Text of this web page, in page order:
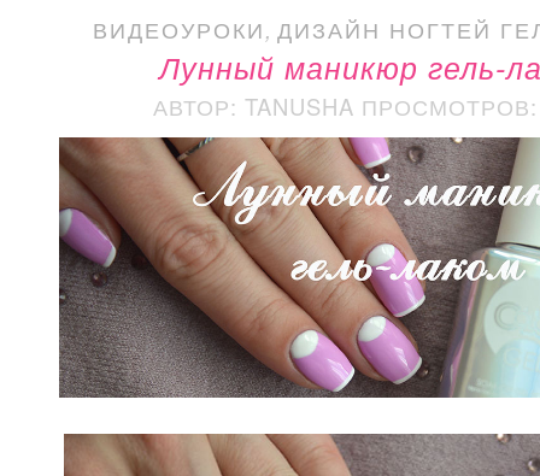
ВИДЕОУРОКИ,ДИЗАЙН НОГТЕЙ
Лунный маникюр гель-
АВТОР: TANUSHA ПРОСМОТРОВ: